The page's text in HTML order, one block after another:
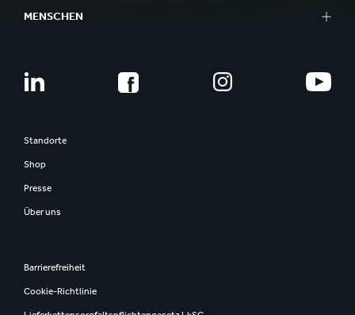
MENSCHEN
Standorte
Shop
Presse
Über uns
Barrierefreiheit
Cookie-Richtlinie